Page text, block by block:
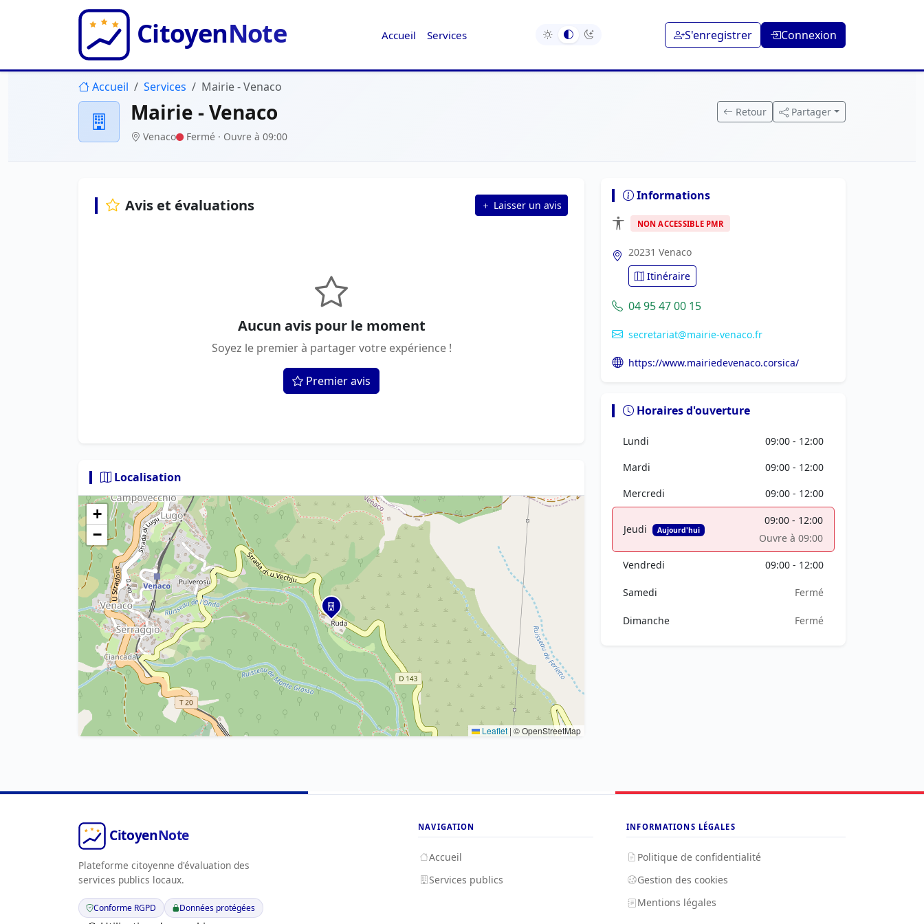
Accueil Services S'enregistrer Connexion
Accueil Services Mairie - Venaco
Mairie - Venaco
Venaco Fermé · Ouvre à 09:00
Retour Partager
Avis et évaluations Laisser un avis
Aucun avis pour le moment
Soyez le premier à partager votre expérience !
Premier avis
Localisation
+
−
Leaflet | © OpenStreetMap
Informations
NON ACCESSIBLE PMR
20231 Venaco
Itinéraire
04 95 47 00 15
secretariat@mairie-venaco.fr
https://www.mairiedevenaco.corsica/
Horaires d'ouverture
Lundi
09:00 - 12:00
Mardi
09:00 - 12:00
Mercredi
09:00 - 12:00
Jeudi Aujourd'hui
09:00 - 12:00
Ouvre à 09:00
Vendredi 09:00 - 12:00
Samedi Fermé
Dimanche Fermé
Plateforme citoyenne d'évaluation des
services publics locaux.
Conforme RGPD Données protégées
NAVIGATION
Accueil
Services publics
INFORMATIONS LÉGALES
Politique de confidentialité
Gestion des cookies
Mentions légales